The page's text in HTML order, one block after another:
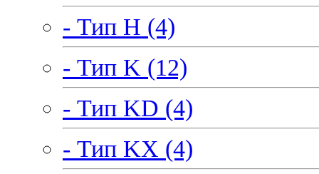
- Тип H (4)
- Тип K (12)
- Тип KD (4)
- Тип KX (4)